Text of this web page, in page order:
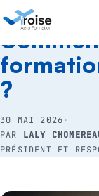
RESSOURCES
?
30 MAI 2026 ·
PAR LALY
PRÉSIDENT ET